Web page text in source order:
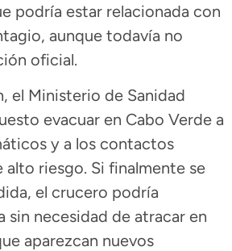
podría estar relacionada con
aunque todavía no
oficial.
el Ministerio de Sanidad
evacuar en Cabo Verde a
y a los contactos
alto riesgo. Si finalmente se
el crucero podría
sin necesidad de atracar en
aparezcan nuevos